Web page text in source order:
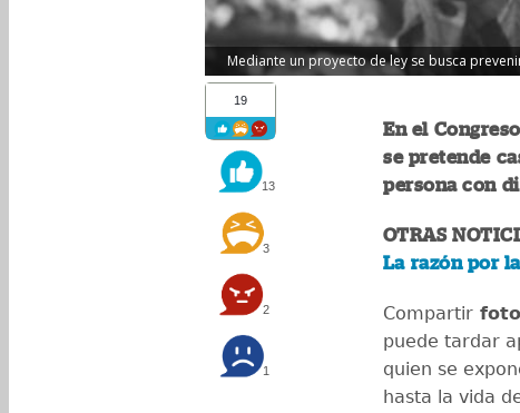
Mediante un proyecto de ley se busca
19
13
3
2
1
En el
se pretende
persona con
OTRAS
La razón por
Compartir
puede tardar
quien se
hasta la vida